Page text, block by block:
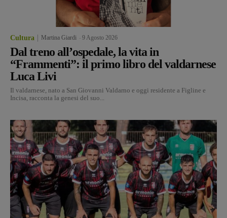
Cultura Martina Giardi 9 Agosto 2026
Dal treno all’ospedale, la vita in
“Frammenti”: il primo libro del valdarnese
Luca Livi
Il valdarnese, nato a San Giovanni Valdarno e oggi residente a Figline e
Incisa, racconta la genesi del suo...